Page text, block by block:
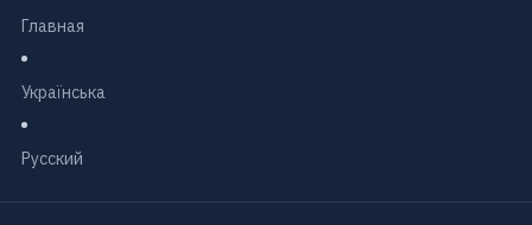
Главная
Українська
Русский